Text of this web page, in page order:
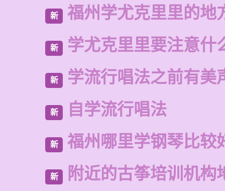
新 福州学尤克里里的地
新 学尤克里里要注意什
新 学流行唱法之前有美
新 自学流行唱法
新 福州哪里学钢琴比较
新 附近的古筝培训机构